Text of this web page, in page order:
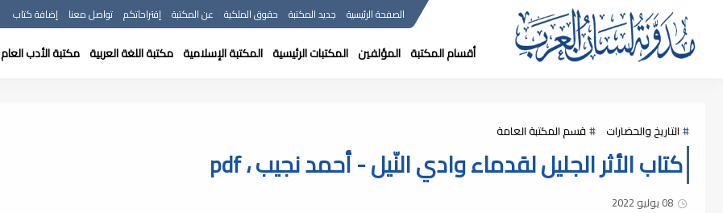
الصفحة الرئيسية جديد المكتبة حقوق الملكية عن المكتبة إقتراحاتكم تواصل معنا إضافة كتاب
أقسام المكتبة المؤلفين المكتبات الرئيسية المكتبة الإسلامية مكتبة اللغة العربية مكتبة الأدب العام
التاريخ والحضارات قسم المكتبة العامة
كتاب الأثر الجليل لقدماء وادي النّيل - أحمد نجيب ، pdf
08 يوليو 2022